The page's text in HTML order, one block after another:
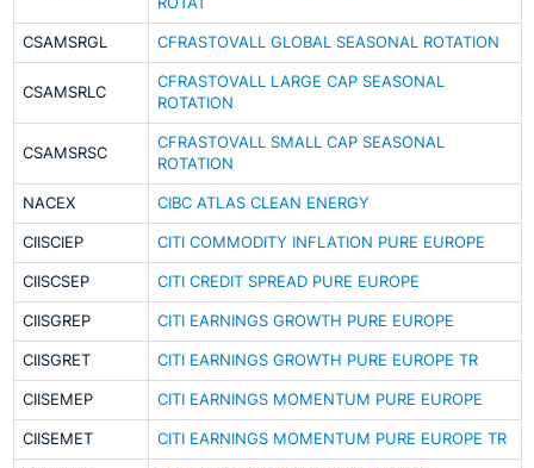
CSAMSRGL CFRASTOVALL GLOBAL SEASONAL ROTATION
CSAMSRLC
CFRASTOVALL LARGE CAP SEASONAL
ROTATION
CSAMSRSC
CFRASTOVALL SMALL CAP SEASONAL
ROTATION
NACEX CIBC ATLAS CLEAN ENERGY
CIISCIEP CITI COMMODITY INFLATION PURE EUROPE
CIISCSEP CITI CREDIT SPREAD PURE EUROPE
CIISGREP CITI EARNINGS GROWTH PURE EUROPE
CIISGRET CITI EARNINGS GROWTH PURE EUROPE TR
CIISEMEP CITI EARNINGS MOMENTUM PURE EUROPE
CIISEMET CITI EARNINGS MOMENTUM PURE EUROPE TR